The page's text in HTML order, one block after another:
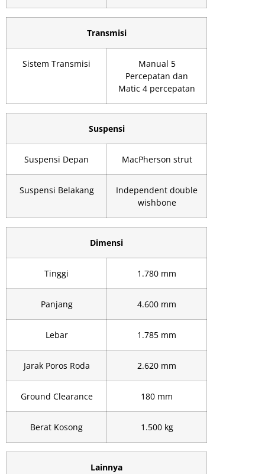
Transmisi
Sistem Transmisi
Manual 5
Percepatan dan
Matic 4 percepatan
Suspensi
Suspensi Depan MacPherson strut
Suspensi Belakang
Independent double
wishbone
Dimensi
Tinggi 1.780 mm
Panjang 4.600 mm
Lebar 1.785 mm
Jarak Poros Roda 2.620 mm
Ground Clearance 180 mm
Berat Kosong 1.500 kg
Lainnya